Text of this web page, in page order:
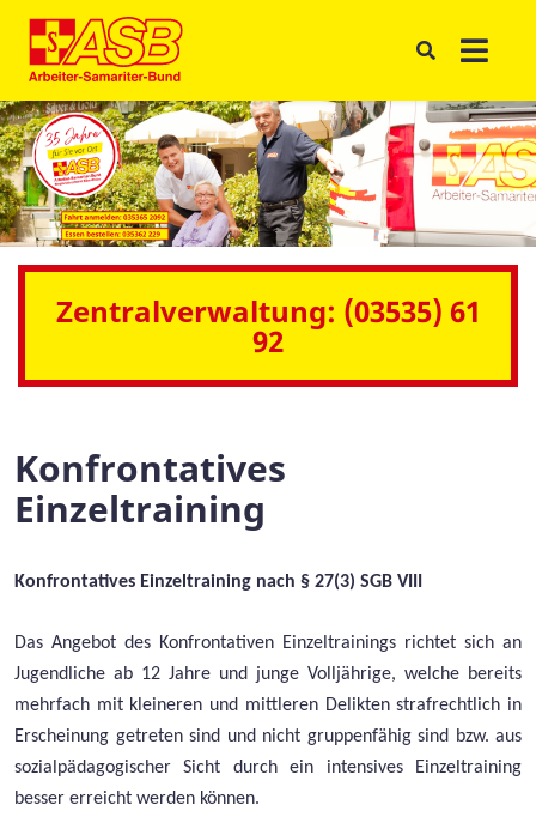
Zentralverwaltung: (03535) 61
92
Konfrontatives
Einzeltraining
Konfrontatives Einzeltraining nach § 27(3) SGB VIII
Das Angebot des Konfrontativen Einzeltrainings richtet sich an
Jugendliche ab 12 Jahre und junge Volljährige, welche bereits
mehrfach mit kleineren und mittleren Delikten strafrechtlich in
Erscheinung getreten sind und nicht gruppenfähig sind bzw. aus
sozialpädagogischer Sicht durch ein intensives Einzeltraining
besser erreicht werden können.